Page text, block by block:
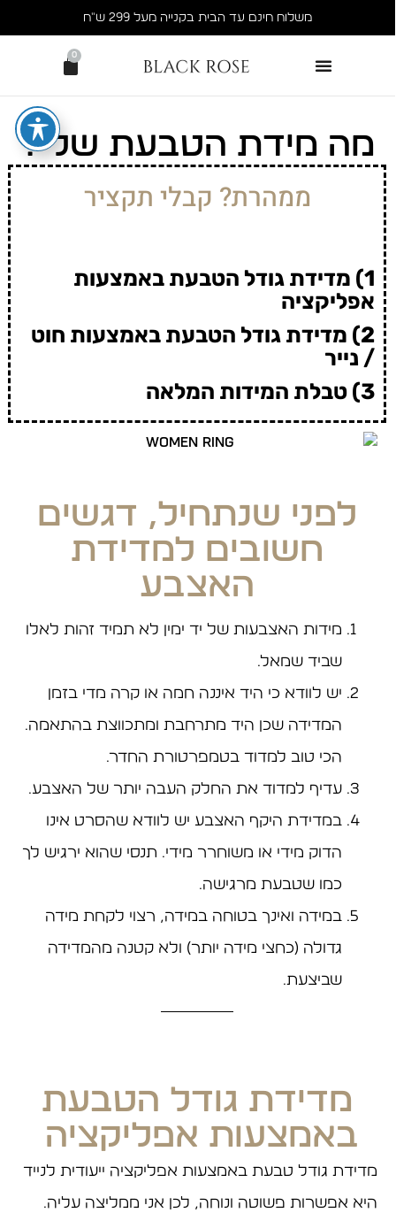
משלוח חינם עד הבית בקנייה מעל 299 ש״ח
0
מה מידת הטבעת שלי?
ממהרת? קבלי תקציר
1) מדידת גודל הטבעת באמצעות
אפליקציה
2) מדידת גודל הטבעת באמצעות חוט
/ נייר
3) טבלת המידות המלאה
לפני שנתחיל, דגשים
חשובים למדידת
האצבע
מידות האצבעות של יד ימין לא תמיד זהות לאלו
שביד שמאל.
יש לוודא כי היד איננה חמה או קרה מדי בזמן
המדידה שכן היד מתרחבת ומתכווצת בהתאמה.
הכי טוב למדוד בטמפרטורת החדר.
עדיף למדוד את החלק העבה יותר של האצבע.
במדידת היקף האצבע יש לוודא שהסרט אינו
הדוק מידי או משוחרר מידי. תנסי שהוא ירגיש לך
כמו שטבעת מרגישה.
במידה ואינך בטוחה במידה, רצוי לקחת מידה
גדולה (כחצי מידה יותר) ולא קטנה מהמדידה
שביצעת.
מדידת גודל הטבעת
באמצעות אפליקציה ​
מדידת גודל טבעת באמצעות אפליקציה ייעודית לנייד
היא אפשרות פשוטה ונוחה, לכן אני ממליצה עליה.